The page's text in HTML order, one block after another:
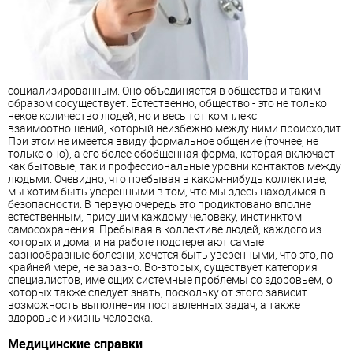
социализированным. Оно объединяется в общества и таким
образом сосуществует. Естественно, общество - это не только
некое количество людей, но и весь тот комплекс
взаимоотношений, который неизбежно между ними происходит.
При этом не имеется ввиду формальное общение (точнее, не
только оно), а его более обобщенная форма, которая включает
как бытовые, так и профессиональные уровни контактов между
людьми. Очевидно, что пребывая в каком-нибудь коллективе,
мы хотим быть уверенными в том, что мы здесь находимся в
безопасности. В первую очередь это продиктовано вполне
естественным, присущим каждому человеку, инстинктом
самосохранения. Пребывая в коллективе людей, каждого из
которых и дома, и на работе подстерегают самые
разнообразные болезни, хочется быть уверенными, что это, по
крайней мере, не заразно. Во-вторых, существует категория
специалистов, имеющих системные проблемы со здоровьем, о
которых также следует знать, поскольку от этого зависит
возможность выполнения поставленных задач, а также
здоровье и жизнь человека.
Медицинские справки